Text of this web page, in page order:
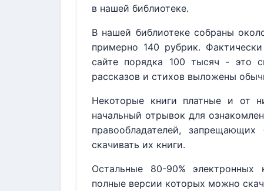
в нашей библиотеке.
В нашей библиотеке собраны
примерно 140 рубрик.
сайте порядка 100 тысяч - это
рассказов и стихов выложены
Некоторые книги платные и от
начальный отрывок для
правообладателей,
скачивать их книги.
Остальные 80-90% электронных
полные версии которых можно